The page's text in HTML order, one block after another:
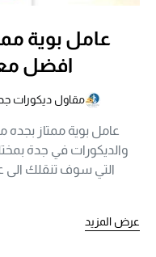
افضل
مقاول ديكورات
عامل بوية ممتاز بجده
والديكورات في جدة
التي سوف تنقلك الى
عرض المزيد